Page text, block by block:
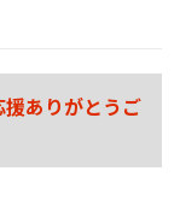
ありがとうご